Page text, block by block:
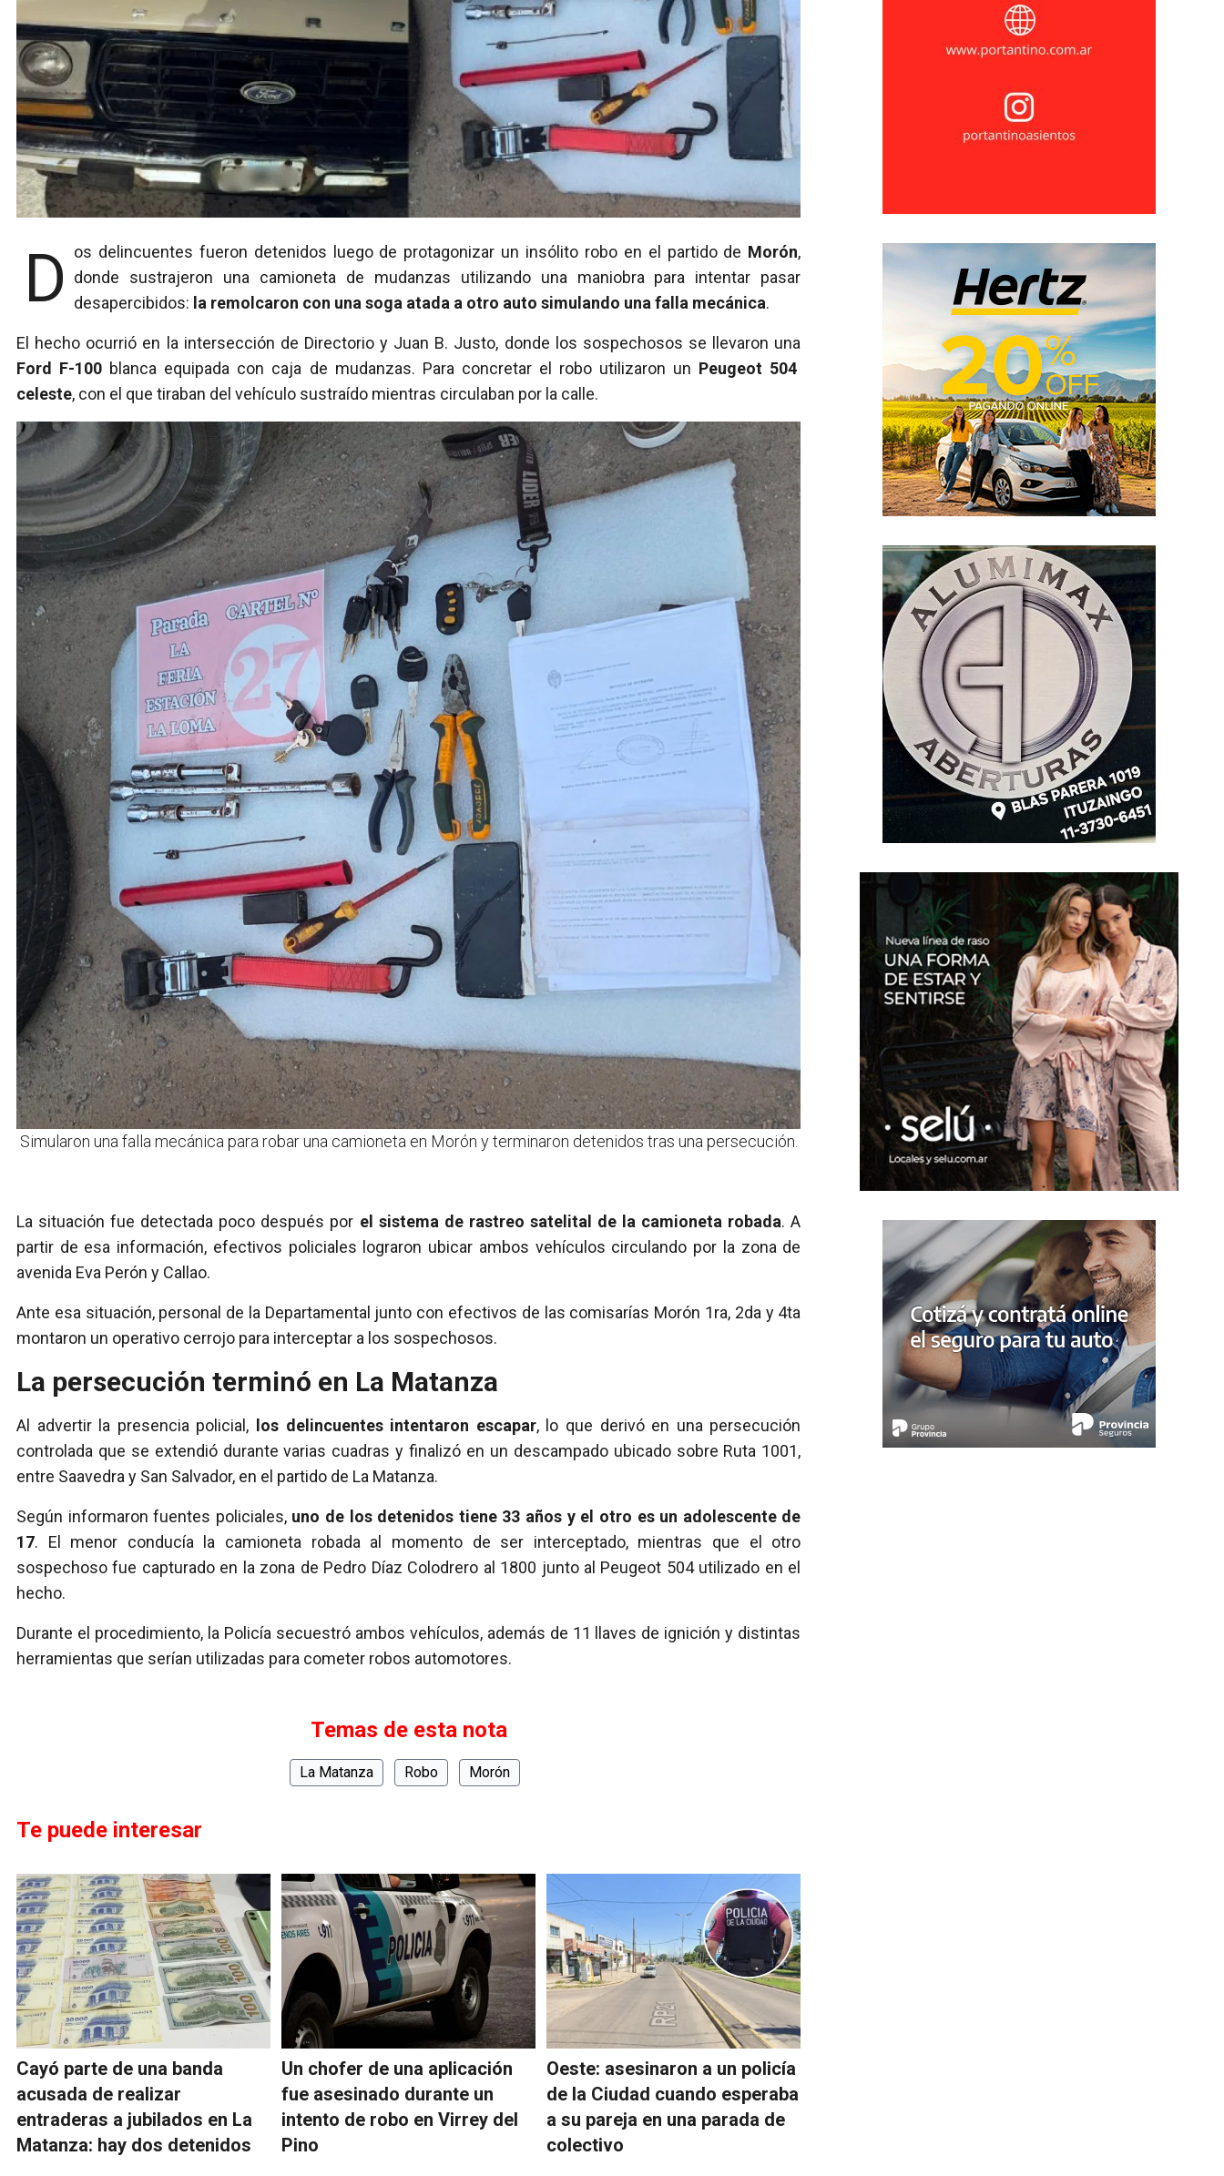
Dos delincuentes fueron detenidos luego de protagonizar un insólito robo en el partido de Morón,
donde sustrajeron una camioneta de mudanzas utilizando una maniobra para intentar pasar
desapercibidos: la remolcaron con una soga atada a otro auto simulando una falla mecánica.
El hecho ocurrió en la intersección de Directorio y Juan B. Justo, donde los sospechosos se llevaron una
Ford F-100 blanca equipada con caja de mudanzas. Para concretar el robo utilizaron un Peugeot 504
celeste, con el que tiraban del vehículo sustraído mientras circulaban por la calle.
Simularon una falla mecánica para robar una camioneta en Morón y terminaron detenidos tras una persecución.
La situación fue detectada poco después por el sistema de rastreo satelital de la camioneta robada. A
partir de esa información, efectivos policiales lograron ubicar ambos vehículos circulando por la zona de
avenida Eva Perón y Callao.
Ante esa situación, personal de la Departamental junto con efectivos de las comisarías Morón 1ra, 2da y 4ta
montaron un operativo cerrojo para interceptar a los sospechosos.
La persecución terminó en La Matanza
Al advertir la presencia policial, los delincuentes intentaron escapar, lo que derivó en una persecución
controlada que se extendió durante varias cuadras y finalizó en un descampado ubicado sobre Ruta 1001,
entre Saavedra y San Salvador, en el partido de La Matanza.
Según informaron fuentes policiales, uno de los detenidos tiene 33 años y el otro es un adolescente de
17. El menor conducía la camioneta robada al momento de ser interceptado, mientras que el otro
sospechoso fue capturado en la zona de Pedro Díaz Colodrero al 1800 junto al Peugeot 504 utilizado en el
hecho.
Durante el procedimiento, la Policía secuestró ambos vehículos, además de 11 llaves de ignición y distintas
herramientas que serían utilizadas para cometer robos automotores.
Temas de esta nota
La Matanza Robo Morón
Te puede interesar
Cayó parte de una banda
acusada de realizar
entraderas a jubilados en La
Matanza: hay dos detenidos
Un chofer de una aplicación
fue asesinado durante un
intento de robo en Virrey del
Pino
Oeste: asesinaron a un policía
de la Ciudad cuando esperaba
a su pareja en una parada de
colectivo